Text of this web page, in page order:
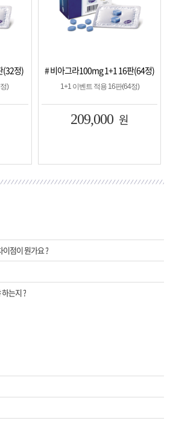
(32정)
)
# 비아그라100mg 1+1 16판(64정)
1+1 이벤트 적용 16판(64정)
209,000 원
점이 뭔가요 ?
는지 ?